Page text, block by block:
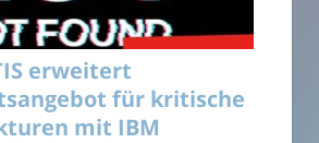
erweitert
für kritische
mit IBM